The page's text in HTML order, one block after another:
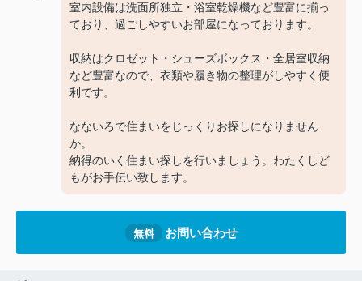
室内設備は洗面所独立・浴室乾燥機など豊富に揃っ
ており、過ごしやすいお部屋になっております。
収納はクロゼット・シューズボックス・全居室収納
など豊富なので、衣類や履き物の整理がしやすく便
利です。
なないろで住まいをじっくりお探しになりません
か。
納得のいく住まい探しを行いましょう。わたくしど
もがお手伝い致します。
無料 お問い合わせ